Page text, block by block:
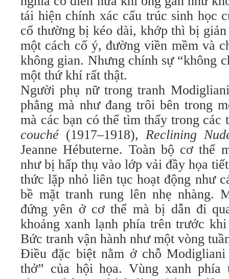
tái hiện chính xác cấu trúc sinh học
cổ thường bị kéo dài, khớp thì bị
một cách cố ý, đường viền mềm và
không gian. Nhưng chính sự “không
một thứ khí rất thật.
Người phụ nữ trong tranh
phẳng mà như đang trôi bên trong
mà các bạn có thể tìm thấy trong các
couché(1917–1918), Reclining
Jeanne Hébuterne. Toàn bộ cơ thể
như bị hấp thụ vào lớp vải đầy họa
thức lặp nhỏ liên tục hoạt động như
bề mặt tranh rung lên nhẹ nhàng.
đứng yên ở cơ thể mà bị dẫn đi
khoảng xanh lạnh phía trên trước
Bức tranh vận hành như một vòng
Điều đặc biệt nằm ở chỗ Modigliani
thở” của hội họa. Vùng xanh phía